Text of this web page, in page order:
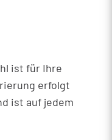
ist für Ihre
erfolgt
ist auf jedem